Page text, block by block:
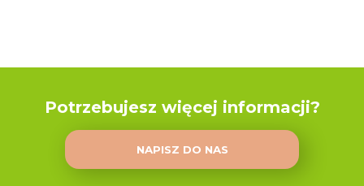
Potrzebujesz więcej informacji?
NAPISZ DO NAS